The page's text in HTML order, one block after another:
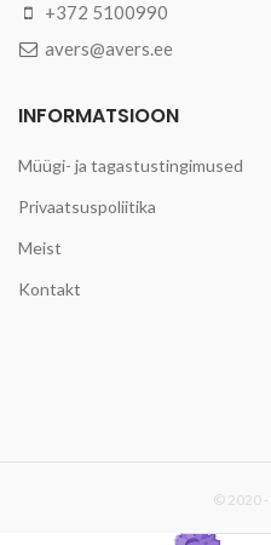
+372 5100990
avers@avers.ee
INFORMATSIOON
Müügi- ja tagastustingimused
Privaatsuspoliitika
Meist
Kontakt
© 2020 -